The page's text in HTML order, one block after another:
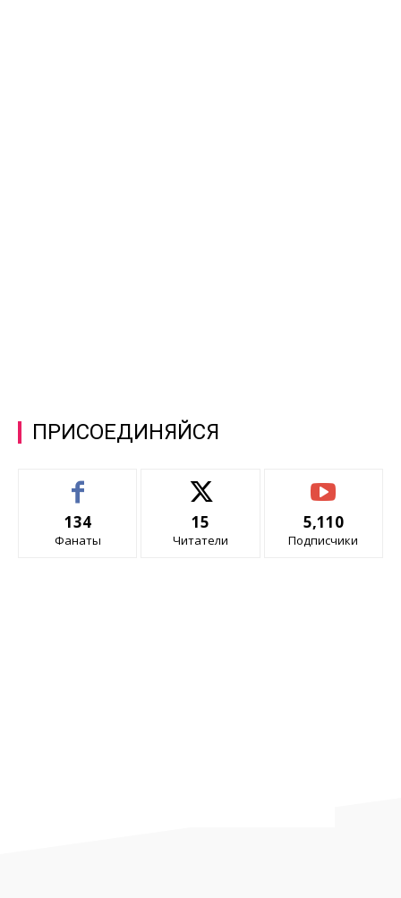
ПРИСОЕДИНЯЙСЯ
134
Фанаты
15
Читатели
5,110
Подписчики